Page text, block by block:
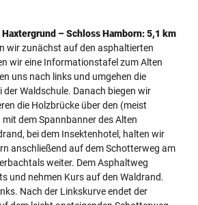
– Schloss Hamborn: 5,1 km
wir zunächst auf den asphaltierten
wir eine Informationstafel zum Alten
uns nach links und umgehen die
der Waldschule. Danach biegen wir
die Holzbrücke über den (meist
dem Spannbanner des Alten
bei dem Insektenhotel, halten wir
anschließend auf dem Schotterweg am
weiter. Dem Asphaltweg
und nehmen Kurs auf den Waldrand.
Nach der Linkskurve endet der